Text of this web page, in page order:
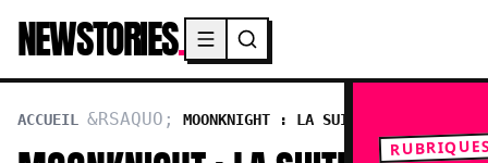
NEWSTORIES.
ACCUEIL
MOONKNIGHT : LA SUITE DES
PÉRIPLES DU SUPER-HÉRO MARVEL SE CONFIRME !